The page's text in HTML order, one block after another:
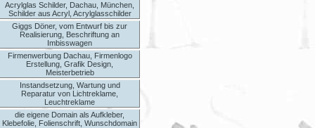
Acrylglas Schilder, Dachau, München,
Schilder aus Acryl, Acrylglasschilder
Giggs Döner, vom Entwurf bis zur
Realisierung, Beschriftung an
Imbisswagen
Firmenwerbung Dachau, Firmenlogo
Erstellung, Grafik Design,
Meisterbetrieb
Instandsetzung, Wartung und
Reparatur von Lichtreklame,
Leuchtreklame
die eigene Domain als Aufkleber,
Klebefolie, Folienschrift, Wunschdomain